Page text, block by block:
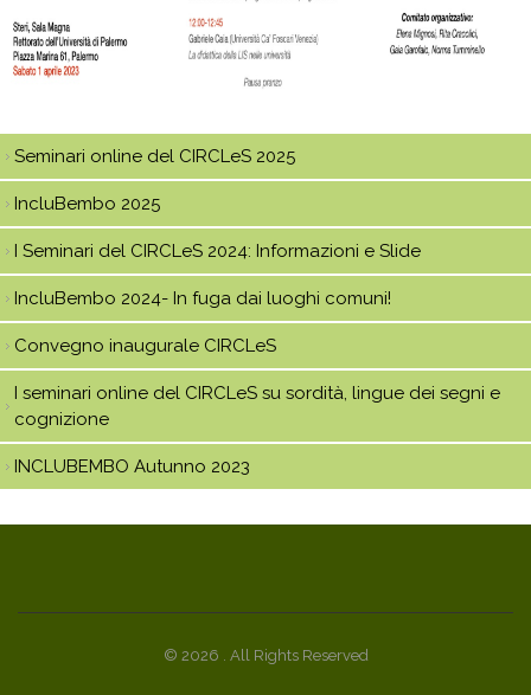
Seminari online del CIRCLeS 2025
IncluBembo 2025
I Seminari del CIRCLeS 2024: Informazioni e Slide
IncluBembo 2024- In fuga dai luoghi comuni!
Convegno inaugurale CIRCLeS
I seminari online del CIRCLeS su sordità, lingue dei segni e
cognizione
INCLUBEMBO Autunno 2023
© 2026 . All Rights Reserved